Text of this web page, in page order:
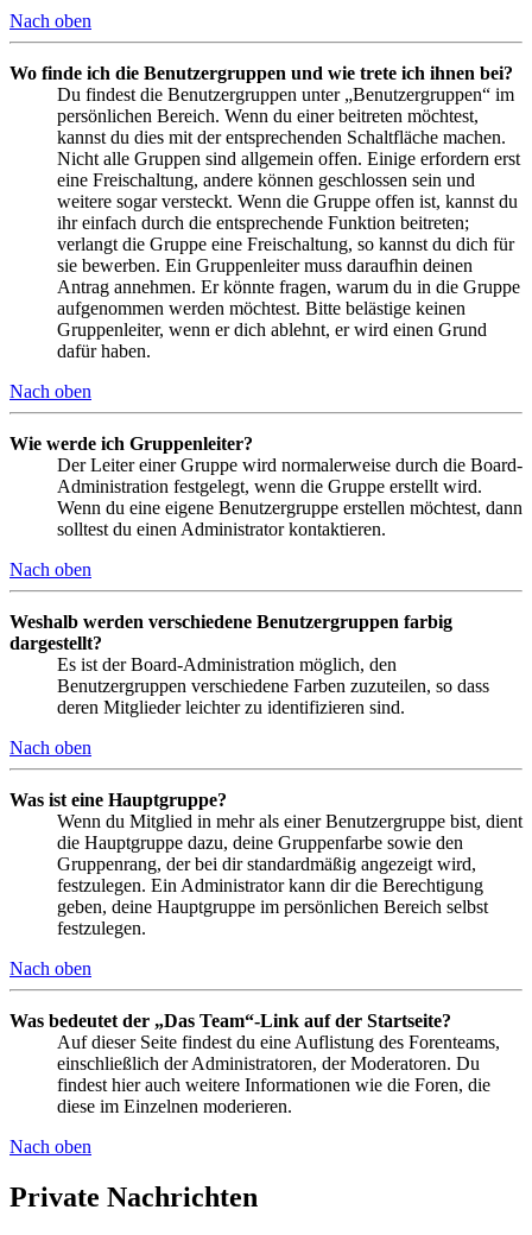
Nach oben
Wo finde ich die Benutzergruppen und wie trete ich ihnen bei?
Du findest die Benutzergruppen unter „Benutzergruppen“ im
persönlichen Bereich. Wenn du einer beitreten möchtest,
kannst du dies mit der entsprechenden Schaltfläche machen.
Nicht alle Gruppen sind allgemein offen. Einige erfordern erst
eine Freischaltung, andere können geschlossen sein und
weitere sogar versteckt. Wenn die Gruppe offen ist, kannst du
ihr einfach durch die entsprechende Funktion beitreten;
verlangt die Gruppe eine Freischaltung, so kannst du dich für
sie bewerben. Ein Gruppenleiter muss daraufhin deinen
Antrag annehmen. Er könnte fragen, warum du in die Gruppe
aufgenommen werden möchtest. Bitte belästige keinen
Gruppenleiter, wenn er dich ablehnt, er wird einen Grund
dafür haben.
Nach oben
Wie werde ich Gruppenleiter?
Der Leiter einer Gruppe wird normalerweise durch die Board-
Administration festgelegt, wenn die Gruppe erstellt wird.
Wenn du eine eigene Benutzergruppe erstellen möchtest, dann
solltest du einen Administrator kontaktieren.
Nach oben
Weshalb werden verschiedene Benutzergruppen farbig
dargestellt?
Es ist der Board-Administration möglich, den
Benutzergruppen verschiedene Farben zuzuteilen, so dass
deren Mitglieder leichter zu identifizieren sind.
Nach oben
Was ist eine Hauptgruppe?
Wenn du Mitglied in mehr als einer Benutzergruppe bist, dient
die Hauptgruppe dazu, deine Gruppenfarbe sowie den
Gruppenrang, der bei dir standardmäßig angezeigt wird,
festzulegen. Ein Administrator kann dir die Berechtigung
geben, deine Hauptgruppe im persönlichen Bereich selbst
festzulegen.
Nach oben
Was bedeutet der „Das Team“-Link auf der Startseite?
Auf dieser Seite findest du eine Auflistung des Forenteams,
einschließlich der Administratoren, der Moderatoren. Du
findest hier auch weitere Informationen wie die Foren, die
diese im Einzelnen moderieren.
Nach oben
Private Nachrichten